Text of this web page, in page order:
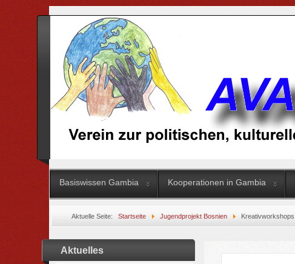
Basiswissen Gambia Kooperationen in Gambia
Aktuelle Seite:Startseite Jugendprojekt Bosnien Kreativworkshops
Aktuelles